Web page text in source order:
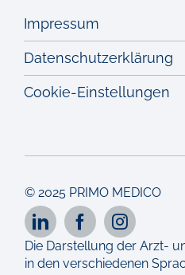
Impressum
Datenschutzerklärung
Cookie-Einstellungen
© 2025 PRIMO MEDICO
Die Darstellung der Arzt-
in den verschiedenen